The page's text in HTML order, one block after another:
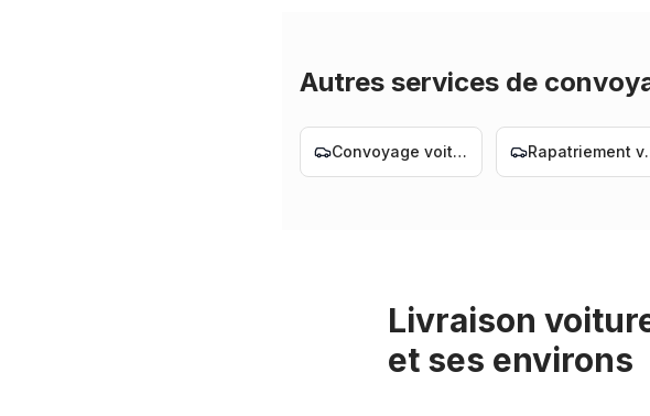
Autres services de
Convoyage voiture Nantes
Livraison
et ses environs